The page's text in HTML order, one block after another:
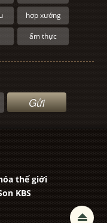
hợp xướng
ẩm thực
thế giới
KBS